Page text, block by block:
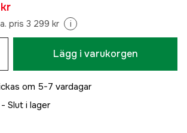
pris 3 299 kr i
Lägg i varukorgen
om 5-7 vardagar
Slut i lager